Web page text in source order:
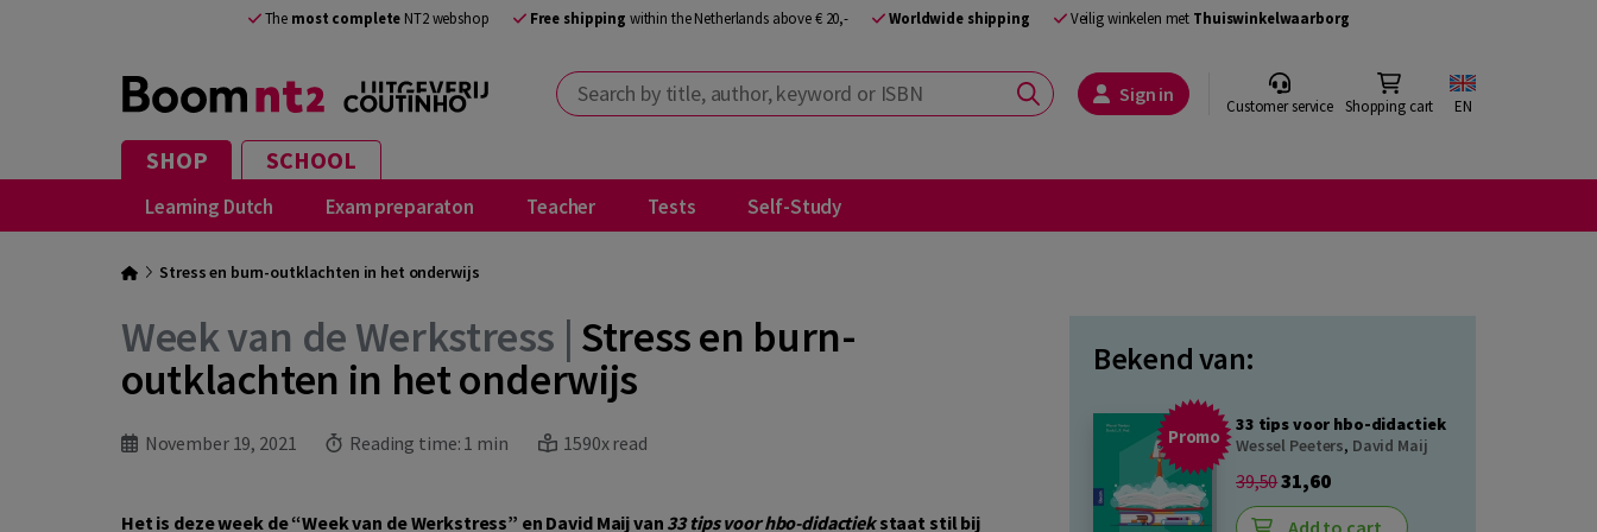
The most complete NT2 webshop Free shipping within the Netherlands above € 20,- Worldwide shipping Veilig winkelen met Thuiswinkelwaarborg
Search by title, author, keyword or ISBN Sign in Customer service Shopping cart EN
SHOP SCHOOL
Learning Dutch Exam preparaton Teacher Tests Self-Study
Stress en burn-outklachten in het onderwijs
Week van de Werkstress | Stress en burn-
outklachten in het onderwijs
November 19, 2021 Reading time: 1 min 1590x read
Het is deze week de “Week van de Werkstress” en David Maij van 33 tips voor hbo-didactiekstaat stil bij
Bekend van:
Promo
33 tips voor hbo-didactiek
Wessel Peeters, David Maij
39,5031,60
Add to cart